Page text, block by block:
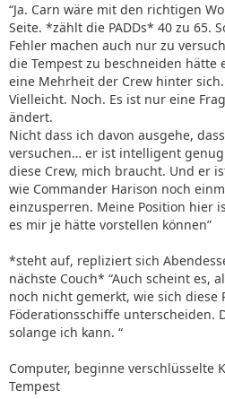
“Ja. Carn wäre mit den richtigen
Seite. *zählt die PADDs* 40 zu 65.
Fehler machen auch nur zu
die Tempest zu beschneiden hätte
eine Mehrheit der Crew hinter sich.
Vielleicht. Noch. Es ist nur eine
ändert.
Nicht dass ich davon ausgehe,
versuchen… er ist intelligent genug
diese Crew, mich braucht. Und er
wie Commander Harison noch
einzusperren. Meine Position hier
es mir je hätte vorstellen können”
*steht auf, repliziert sich
nächste Couch* “Auch scheint es,
noch nicht gemerkt, wie sich diese
Föderationsschiffe unterscheiden.
solange ich kann. “
Computer, beginne verschlüsselte
Tempest